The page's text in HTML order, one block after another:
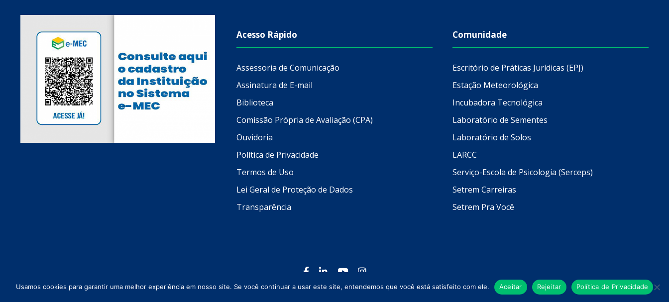
Acesso Rápido
Assessoria de Comunicação
Assinatura de E-mail
Biblioteca
Comissão Própria de Avaliação (CPA)
Ouvidoria
Política de Privacidade
Termos de Uso
Lei Geral de Proteção de Dados
Transparência
Comunidade
Escritório de Práticas Jurídicas (EPJ)
Estação Meteorológica
Incubadora Tecnológica
Laboratório de Sementes
Laboratório de Solos
LARCC
Serviço-Escola de Psicologia (Serceps)
Setrem Carreiras
Setrem Pra Você
Todos os direitos reservados © 2026 Setrem
Usamos cookies para garantir uma melhor experiência em nosso site. Se você continuar a usar este site, entendemos que você está satisfeito com ele. Aceitar Rejeitar Política de Privacidade